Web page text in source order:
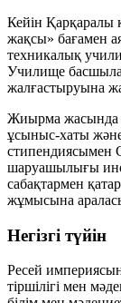
Кейін
жақсы» бағамен
техникалық
Училище
жалғастыруына
Жиырма жасында
ұсыныс-хаты
стипендиясымен
шаруашылығы
сабақтармен
жұмысына
Негізгі түйін
Ресей
тіршілігі мен